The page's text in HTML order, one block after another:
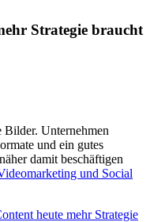
Strategie braucht
Bilder. Unternehmen
und ein gutes
damit beschäftigen
und Social
heute mehr Strategie